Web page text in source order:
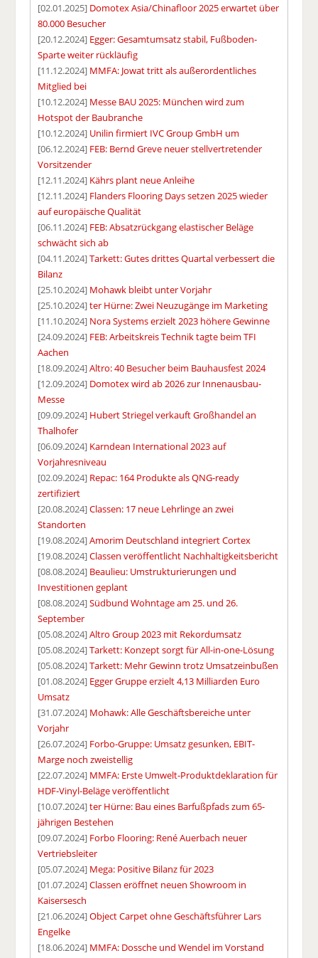
[02.01.2025] Domotex Asia/Chinafloor 2025 erwartet über
80.000 Besucher
[20.12.2024] Egger: Gesamtumsatz stabil, Fußboden-
Sparte weiter rückläufig
[11.12.2024] MMFA: Jowat tritt als außerordentliches
Mitglied bei
[10.12.2024] Messe BAU 2025: München wird zum
Hotspot der Baubranche
[10.12.2024] Unilin firmiert IVC Group GmbH um
[06.12.2024] FEB: Bernd Greve neuer stellvertretender
Vorsitzender
[12.11.2024] Kährs plant neue Anleihe
[12.11.2024] Flanders Flooring Days setzen 2025 wieder
auf europäische Qualität
[06.11.2024] FEB: Absatzrückgang elastischer Beläge
schwächt sich ab
[04.11.2024]Tarkett: Gutes drittes Quartal verbessert die
Bilanz
[25.10.2024] Mohawk bleibt unter Vorjahr
[25.10.2024]ter Hürne: Zwei Neuzugänge im Marketing
[11.10.2024] Nora Systems erzielt 2023 höhere Gewinne
[24.09.2024] FEB: Arbeitskreis Technik tagte beim TFI
Aachen
[18.09.2024]Altro: 40 Besucher beim Bauhausfest 2024
[12.09.2024] Domotex wird ab 2026 zur Innenausbau-
Messe
[09.09.2024] Hubert Striegel verkauft Großhandel an
Thalhofer
[06.09.2024] Karndean International 2023 auf
Vorjahresniveau
[02.09.2024] Repac: 164 Produkte als QNG-ready
zertifiziert
[20.08.2024]Classen: 17 neue Lehrlinge an zwei
Standorten
[19.08.2024]Amorim Deutschland integriert Cortex
[19.08.2024]Classen veröffentlicht Nachhaltigkeitsbericht
[08.08.2024] Beaulieu: Umstrukturierungen und
Investitionen geplant
[08.08.2024]Südbund Wohntage am 25. und 26.
September
[05.08.2024]Altro Group 2023 mit Rekordumsatz
[05.08.2024]Tarkett: Konzept sorgt für All-in-one-Lösung
[05.08.2024]Tarkett: Mehr Gewinn trotz Umsatzeinbußen
[01.08.2024] Egger Gruppe erzielt 4,13 Milliarden Euro
Umsatz
[31.07.2024] Mohawk: Alle Geschäftsbereiche unter
Vorjahr
[26.07.2024] Forbo-Gruppe: Umsatz gesunken, EBIT-
Marge noch zweistellig
[22.07.2024] MMFA: Erste Umwelt-Produktdeklaration für
HDF-Vinyl-Beläge veröffentlicht
[10.07.2024]ter Hürne: Bau eines Barfußpfads zum 65-
jährigen Bestehen
[09.07.2024] Forbo Flooring: René Auerbach neuer
Vertriebsleiter
[05.07.2024] Mega: Positive Bilanz für 2023
[01.07.2024]Classen eröffnet neuen Showroom in
Kaisersesch
[21.06.2024]Object Carpet ohne Geschäftsführer Lars
Engelke
[18.06.2024] MMFA: Dossche und Wendel im Vorstand